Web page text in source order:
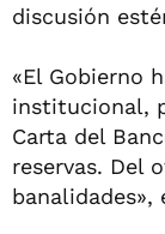
discusión
«El Gobierno
institucional,
Carta del
reservas. Del
banalidades»,